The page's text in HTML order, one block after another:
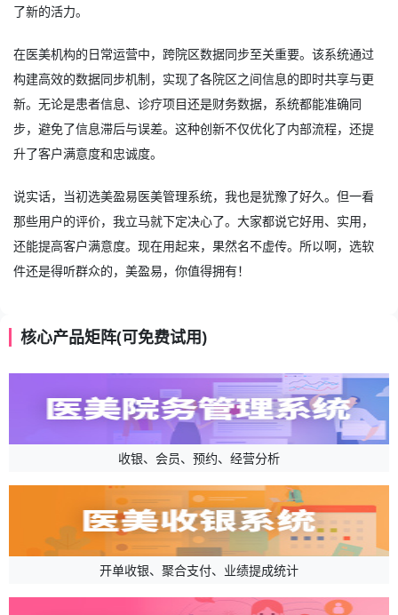
了新的活力。
在医美机构的日常运营中，跨院区数据同步至关重要。该系统通过
构建高效的数据同步机制，实现了各院区之间信息的即时共享与更
新。无论是患者信息、诊疗项目还是财务数据，系统都能准确同
步，避免了信息滞后与误差。这种创新不仅优化了内部流程，还提
升了客户满意度和忠诚度。
说实话，当初选美盈易医美管理系统，我也是犹豫了好久。但一看
那些用户的评价，我立马就下定决心了。大家都说它好用、实用，
还能提高客户满意度。现在用起来，果然名不虚传。所以啊，选软
件还是得听群众的，美盈易，你值得拥有！
核心产品矩阵(可免费试用)
收银、会员、预约、经营分析
开单收银、聚合支付、业绩提成统计